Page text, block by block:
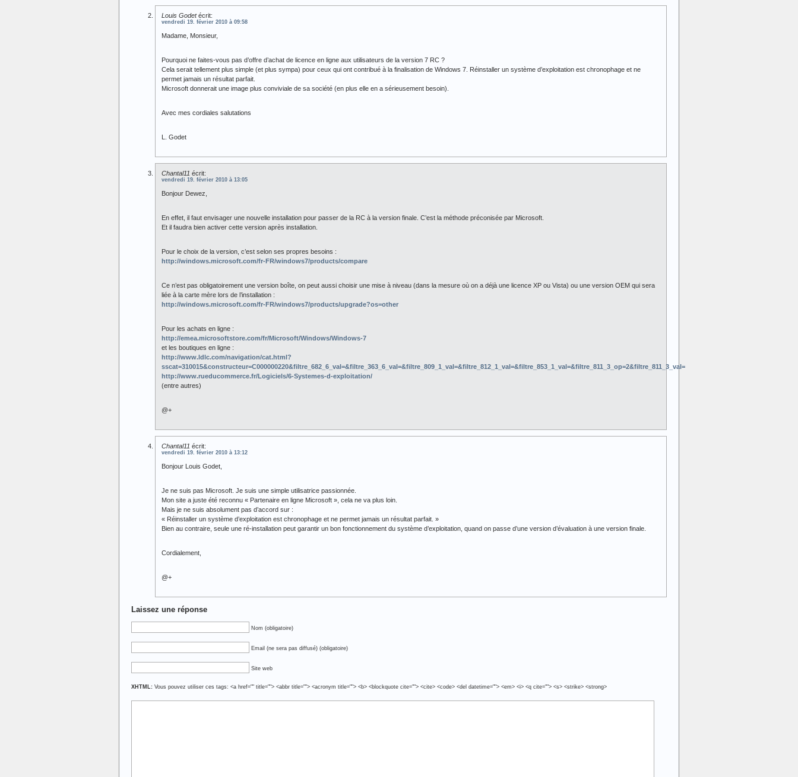
Louis Godetécrit:
vendredi 19. février 2010 à 09:58
Madame, Monsieur,
Pourquoi ne faites-vous pas d’offre d’achat de licence en ligne aux utilisateurs de la version 7 RC ?
Cela serait tellement plus simple (et plus sympa) pour ceux qui ont contribué à la finalisation de Windows 7. Réinstaller un système d’exploitation est chronophage et ne
permet jamais un résultat parfait.
Microsoft donnerait une image plus conviviale de sa société (en plus elle en a sérieusement besoin).
Avec mes cordiales salutations
L. Godet
Chantal11 écrit:
vendredi 19. février 2010 à 13:05
Bonjour Dewez,
En effet, il faut envisager une nouvelle installation pour passer de la RC à la version finale. C’est la méthode préconisée par Microsoft.
Et il faudra bien activer cette version après installation.
Pour le choix de la version, c’est selon ses propres besoins :
http://windows.microsoft.com/fr-FR/windows7/products/compare
Ce n’est pas obligatoirement une version boîte, on peut aussi choisir une mise à niveau (dans la mesure où on a déjà une licence XP ou Vista) ou une version OEM qui sera
liée à la carte mère lors de l’installation :
http://windows.microsoft.com/fr-FR/windows7/products/upgrade?os=other
Pour les achats en ligne :
http://emea.microsoftstore.com/fr/Microsoft/Windows/Windows-7
et les boutiques en ligne :
http://www.ldlc.com/navigation/cat.html?
sscat=310015&constructeur=C000000220&filtre_682_6_val=&filtre_363_6_val=&filtre_809_1_val=&filtre_812_1_val=&filtre_853_1_val=&filtre_811_3_op=2&filtre_811_3_val=
http://www.rueducommerce.fr/Logiciels/6-Systemes-d-exploitation/
(entre autres)
@+
Chantal11 écrit:
vendredi 19. février 2010 à 13:12
Bonjour Louis Godet,
Je ne suis pas Microsoft. Je suis une simple utilisatrice passionnée.
Mon site a juste été reconnu « Partenaire en ligne Microsoft », cela ne va plus loin.
Mais je ne suis absolument pas d’accord sur :
« Réinstaller un système d’exploitation est chronophage et ne permet jamais un résultat parfait. »
Bien au contraire, seule une ré-installation peut garantir un bon fonctionnement du système d’exploitation, quand on passe d’une version d’évaluation à une version finale.
Cordialement,
@+
Laissez une réponse
Nom (obligatoire)
Email (ne sera pas diffusé) (obligatoire)
Site web
XHTML: Vous pouvez utiliser ces tags: <a href="" title=""> <abbr title=""> <acronym title=""> <b> <blockquote cite=""> <cite> <code> <del datetime=""> <em> <i> <q cite=""> <s> <strike> <strong>